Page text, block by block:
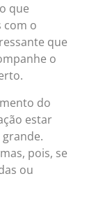
que
com o
que
o
do
estar
pois, se
ou